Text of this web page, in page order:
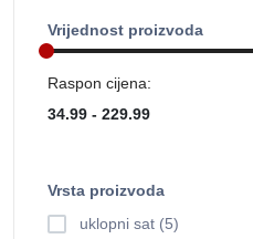
Vrijednost proizvoda
Raspon cijena:
Vrsta proizvoda
uklopni sat (5)